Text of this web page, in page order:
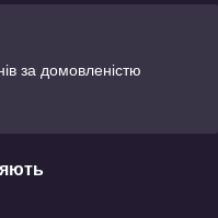
за домовленістю